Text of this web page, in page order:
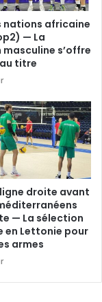
nations africaine
— La
s’offre
titre
droite avant
— La sélection
en Lettonie pour
armes